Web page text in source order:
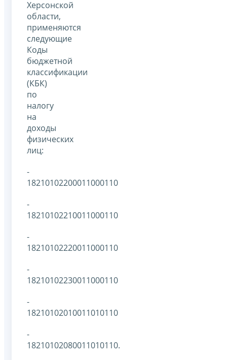
Херсонской
области,
применяются
следующие
Коды
бюджетной
классификации
(КБК)
по
налогу
на
доходы
физических
лиц:
-
18210102200011000110
-
18210102210011000110
-
18210102220011000110
-
18210102230011000110
-
18210102010011010110
-
18210102080011010110.